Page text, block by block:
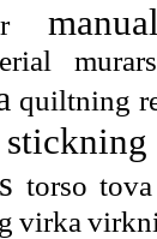
quiltning
stickning
torso tova
virka